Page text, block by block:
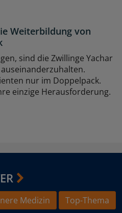
Weiterbildung von
sind die Zwillinge Yachar
nur im Doppelpack.
einzige Herausforderung.
Medizin
Top-Thema